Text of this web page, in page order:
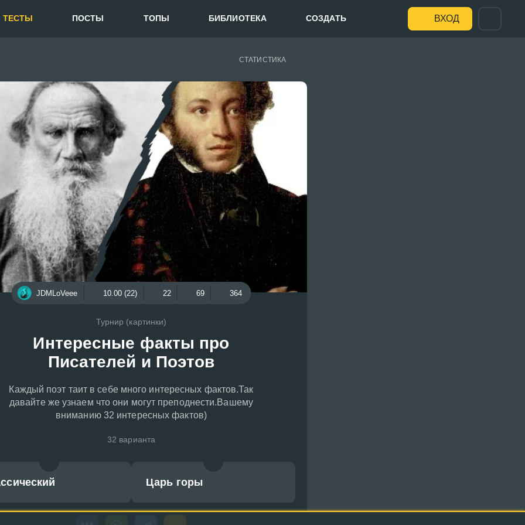
ТЕСТЫ ПОСТЫ ТОПЫ БИБЛИОТЕКА СОЗДАТЬ ВХОД
СТАТИСТИКА
JDMLoVeee 10.00 (22) 22 69 364
Турнир (картинки)
Интересные факты про
Писателей и Поэтов
Каждый поэт таит в себе много интересных фактов.Так
давайте же узнаем что они могут преподнести.Вашему
вниманию 32 интересных фактов)
32 варианта
Царь горы